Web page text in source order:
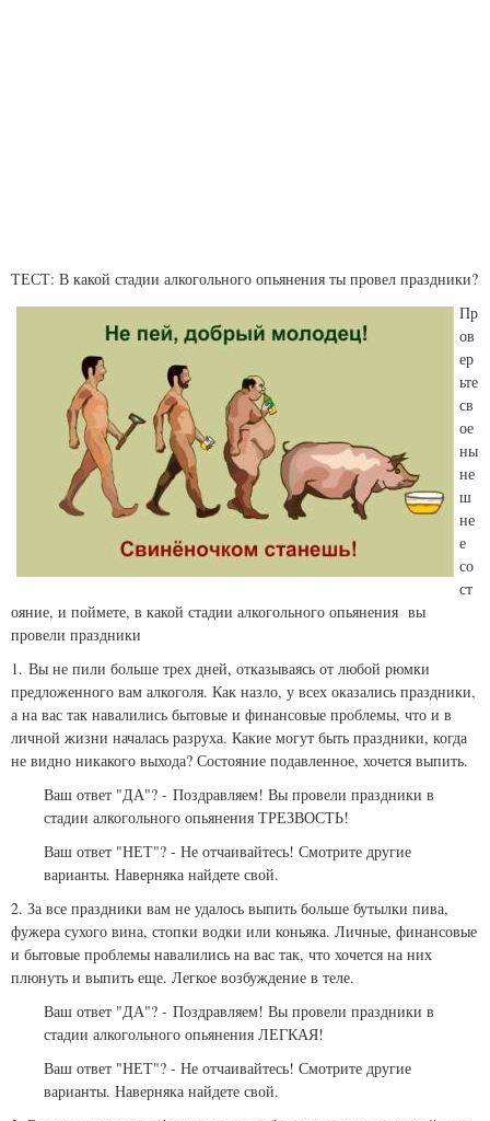
ТЕСТ: В какой стадии алкогольного опьянения ты провел праздники?
Пр
ов
ер
ьте
св
ое
ны
не
ш
не
е
со
ст
ояние, и поймете, в какой стадии алкогольного опьянения вы
провели праздники
1. Вы не пили больше трех дней, отказываясь от любой рюмки
предложенного вам алкоголя. Как назло, у всех оказались праздники,
а на вас так навалились бытовые и финансовые проблемы, что и в
личной жизни началась разруха. Какие могут быть праздники, когда
не видно никакого выхода? Состояние подавленное, хочется выпить.
Ваш ответ "ДА"? - Поздравляем! Вы провели праздники в
стадии алкогольного опьянения ТРЕЗВОСТЬ!
Ваш ответ "НЕТ"? - Не отчаивайтесь! Смотрите другие
варианты. Наверняка найдете свой.
2. За все праздники вам не удалось выпить больше бутылки пива,
фужера сухого вина, стопки водки или коньяка. Личные, финансовые
и бытовые проблемы навалились на вас так, что хочется на них
плюнуть и выпить еще. Легкое возбуждение в теле.
Ваш ответ "ДА"? - Поздравляем! Вы провели праздники в
стадии алкогольного опьянения ЛЕГКАЯ!
Ваш ответ "НЕТ"? - Не отчаивайтесь! Смотрите другие
варианты. Наверняка найдете свой.